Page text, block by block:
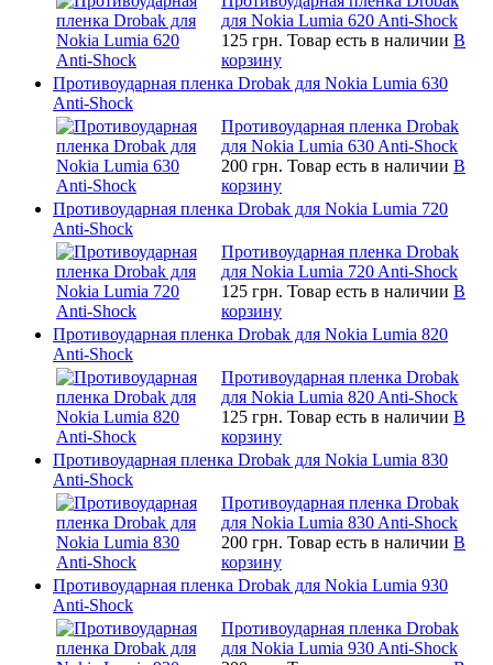
для Nokia Lumia 620 Anti-Shock
125 грн. Товар есть в наличии В
корзину
Противоударная пленка Drobak для Nokia Lumia 630
Anti-Shock
Противоударная пленка Drobak
для Nokia Lumia 630 Anti-Shock
200 грн. Товар есть в наличии В
корзину
Противоударная пленка Drobak для Nokia Lumia 720
Anti-Shock
Противоударная пленка Drobak
для Nokia Lumia 720 Anti-Shock
125 грн. Товар есть в наличии В
корзину
Противоударная пленка Drobak для Nokia Lumia 820
Anti-Shock
Противоударная пленка Drobak
для Nokia Lumia 820 Anti-Shock
125 грн. Товар есть в наличии В
корзину
Противоударная пленка Drobak для Nokia Lumia 830
Anti-Shock
Противоударная пленка Drobak
для Nokia Lumia 830 Anti-Shock
200 грн. Товар есть в наличии В
корзину
Противоударная пленка Drobak для Nokia Lumia 930
Anti-Shock
Противоударная пленка Drobak
для Nokia Lumia 930 Anti-Shock